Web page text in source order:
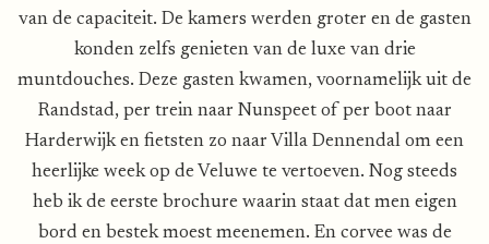
van de capaciteit. De kamers werden groter en de gasten
konden zelfs genieten van de luxe van drie
muntdouches. Deze gasten kwamen, voornamelijk uit de
Randstad, per trein naar Nunspeet of per boot naar
Harderwijk en fietsten zo naar Villa Dennendal om een
heerlijke week op de Veluwe te vertoeven. Nog steeds
heb ik de eerste brochure waarin staat dat men eigen
bord en bestek moest meenemen. En corvee was de